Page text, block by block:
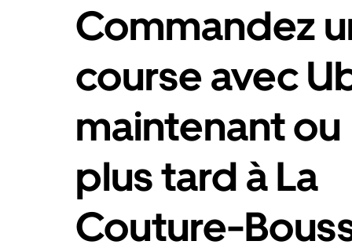
Commandez
course avec
maintenant ou
plus tard à La
Couture-